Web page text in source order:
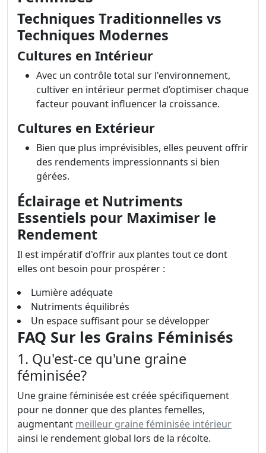
Techniques Traditionnelles vs
Techniques Modernes
Cultures en Intérieur
Avec un contrôle total sur l'environnement,
cultiver en intérieur permet d’optimiser chaque
facteur pouvant influencer la croissance.
Cultures en Extérieur
Bien que plus imprévisibles, elles peuvent offrir
des rendements impressionnants si bien
gérées.
Éclairage et Nutriments
Essentiels pour Maximiser le
Rendement
Il est impératif d'offrir aux plantes tout ce dont
elles ont besoin pour prospérer :
Lumière adéquate
Nutriments équilibrés
Un espace suffisant pour se développer
FAQ Sur les Grains Féminisés
1. Qu'est-ce qu'une graine
féminisée?
Une graine féminisée est créée spécifiquement
pour ne donner que des plantes femelles,
augmentant meilleur graine féminisée intérieur
ainsi le rendement global lors de la récolte.